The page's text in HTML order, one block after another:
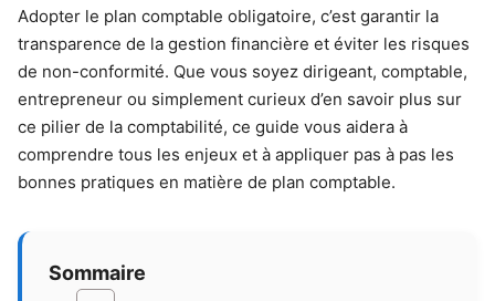
Adopter le plan comptable obligatoire, c’est garantir la
transparence de la gestion financière et éviter les risques
de non-conformité. Que vous soyez dirigeant, comptable,
entrepreneur ou simplement curieux d’en savoir plus sur
ce pilier de la comptabilité, ce guide vous aidera à
comprendre tous les enjeux et à appliquer pas à pas les
bonnes pratiques en matière de plan comptable.
Sommaire